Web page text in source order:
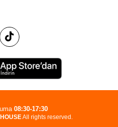
All rights reserved.
08:30-17:30